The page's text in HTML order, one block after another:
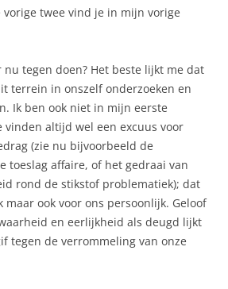
vorige twee vind je in mijn vorige
tegen doen? Het beste lijkt me dat
terrein in onszelf onderzoeken en
Ik ben ook niet in mijn eerste
vinden altijd wel een excuus voor
(zie nu bijvoorbeeld de
toeslag affaire, of het gedraai van
rond de stikstof problematiek); dat
ook voor ons persoonlijk. Geloof
en eerlijkheid als deugd lijkt
tegen de verrommeling van onze